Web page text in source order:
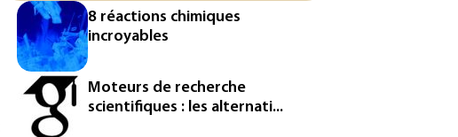
taxent un matériau clé dominé par
la Chine
Les Etats-Unis veulent contrôler la
production d'un composant des
semiconducteurs et panneaux
solaires
8 réactions chimiques
incroyables
Moteurs de recherche
scientifiques : les alternati...